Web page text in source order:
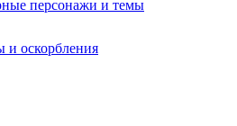
персонажи и темы
и оскорбления